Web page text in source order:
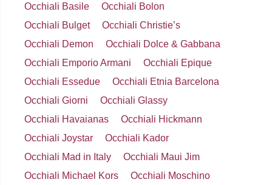
Occhiali Basile
Occhiali Bolon
Occhiali Bulget
Occhiali Christie’s
Occhiali Demon
Occhiali Dolce & Gabbana
Occhiali Emporio Armani
Occhiali Epique
Occhiali Essedue
Occhiali Etnia Barcelona
Occhiali Giorni
Occhiali Glassy
Occhiali Havaianas
Occhiali Hickmann
Occhiali Joystar
Occhiali Kador
Occhiali Mad in Italy
Occhiali Maui Jim
Occhiali Michael Kors
Occhiali Moschino